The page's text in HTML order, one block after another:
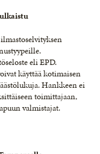
eli EPD.
käyttää kotimaisen
Hankkeen ei
toimittajaan,
valmistajat.